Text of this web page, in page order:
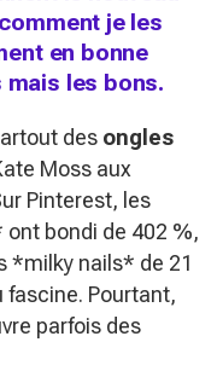
je les
en bonne
les bons.
des ongles
Moss aux
Pinterest, les
bondi de 402 %,
*milky nails* de 21
fascine. Pourtant,
parfois des